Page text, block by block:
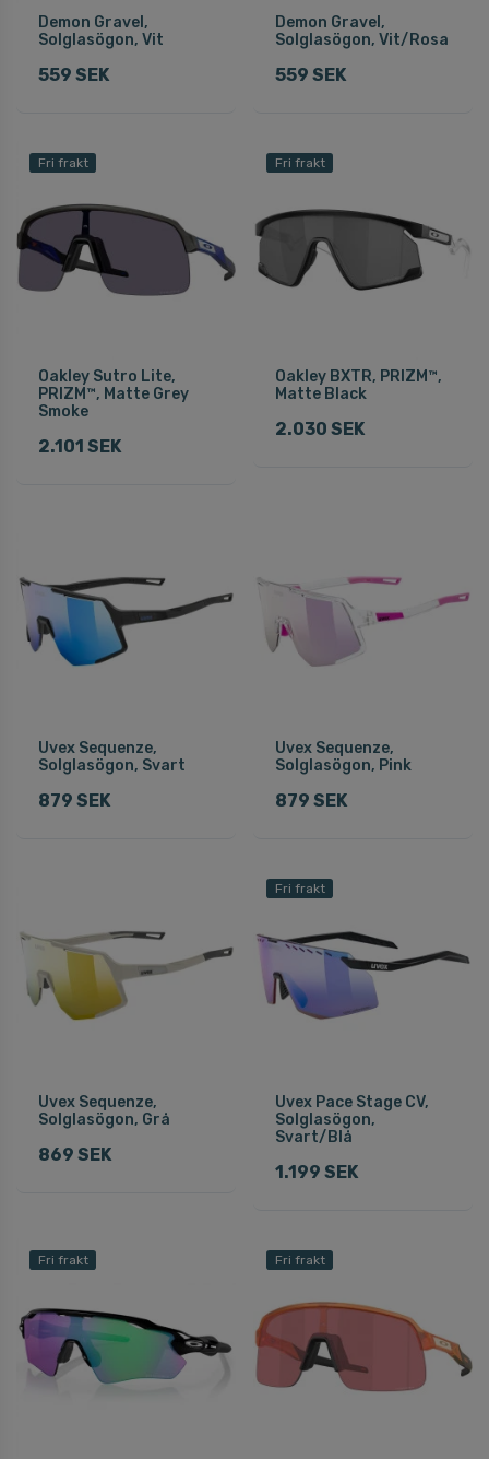
Demon Gravel,
Solglasögon, Vit
559 SEK
Demon Gravel,
Solglasögon, Vit/Rosa
559 SEK
Fri frakt
Oakley Sutro Lite,
PRIZM™, Matte Grey
Smoke
2.101 SEK
Fri frakt
Oakley BXTR, PRIZM™,
Matte Black
2.030 SEK
Uvex Sequenze,
Solglasögon, Svart
879 SEK
Uvex Sequenze,
Solglasögon, Pink
879 SEK
Uvex Sequenze,
Solglasögon, Grå
869 SEK
Fri frakt
Uvex Pace Stage CV,
Solglasögon,
Svart/Blå
1.199 SEK
Fri frakt Fri frakt